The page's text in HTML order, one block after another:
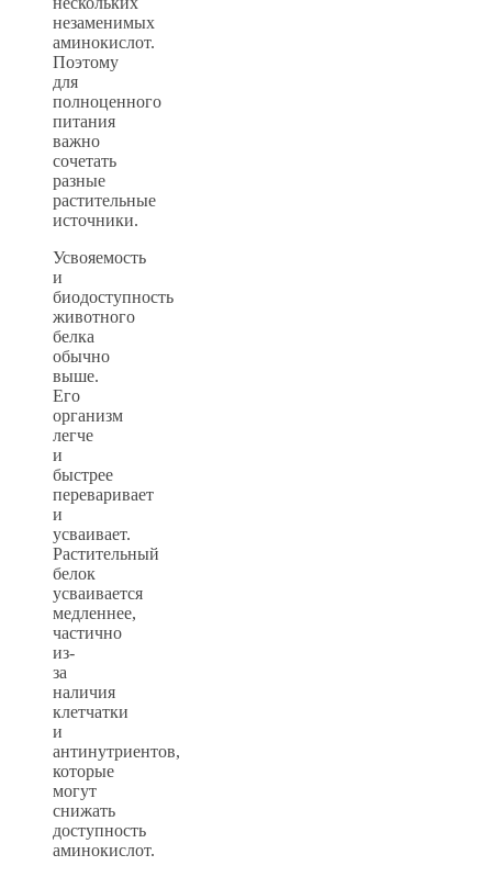
незаменимых
аминокислот.
Поэтому
для
полноценного
питания
важно
сочетать
разные
растительные
источники.
Усвояемость
и
биодоступность
животного
белка
обычно
выше.
Его
организм
легче
и
быстрее
переваривает
и
усваивает.
Растительный
белок
усваивается
медленнее,
частично
из-
за
наличия
клетчатки
и
антинутриентов,
которые
могут
снижать
доступность
аминокислот.